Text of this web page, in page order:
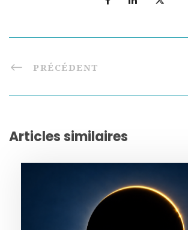
PRÉCÉDENT
Articles similaires